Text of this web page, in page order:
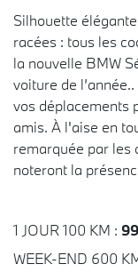
Silhouette
racées : tous les
la nouvelle BMW
voiture de
vos déplacements
amis. À l'aise en
remarquée par les
noteront la
vous ayez envie
semaine de
Gran Coupé est la
1 JOUR 100 KM :
WEEK-END 600